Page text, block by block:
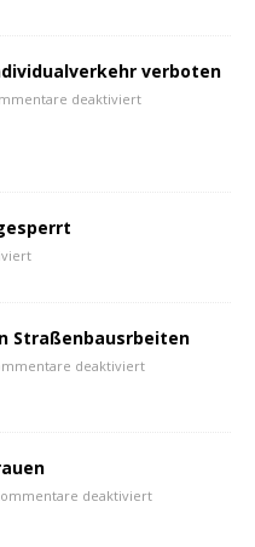
verboten
deaktiviert
Straßenbausrbeiten
deaktiviert
deaktiviert